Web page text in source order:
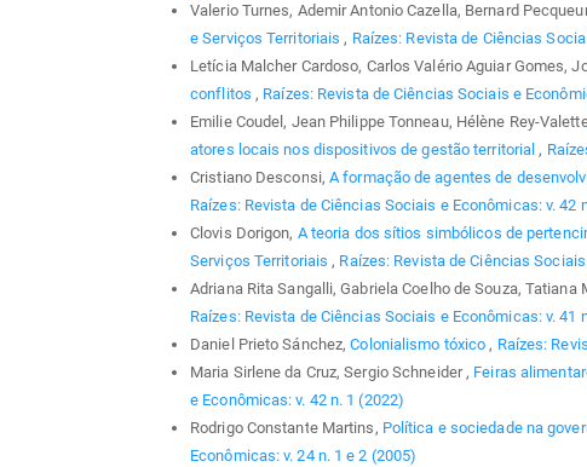
Valerio Turnes, Ademir Antonio Cazella, Bernard
e Serviços Territoriais, Raízes: Revista de Ciências
Letícia Malcher Cardoso, Carlos Valério Aguiar Gomes,
conflitos , Raízes: Revista de Ciências Sociais e
Emilie Coudel, Jean Philippe Tonneau, Hélène Rey-
atores locais nos dispositivos de gestão territorial,
Cristiano Desconsi, A formação de agentes de
Raízes: Revista de Ciências Sociais e Econômicas: v. 42
Clovis Dorigon, A teoria dos sítios simbólicos de
Serviços Territoriais, Raízes: Revista de Ciências
Adriana Rita Sangalli, Gabriela Coelho de Souza, Tatiana
Raízes: Revista de Ciências Sociais e Econômicas: v. 41
Daniel Prieto Sánchez,Colonialismo tóxico, Raízes:
Maria Sirlene da Cruz, Sergio Schneider , Feiras
e Econômicas: v. 42 n. 1 (2022)
Rodrigo Constante Martins, Política e sociedade na
Econômicas: v. 24 n. 1 e 2 (2005)